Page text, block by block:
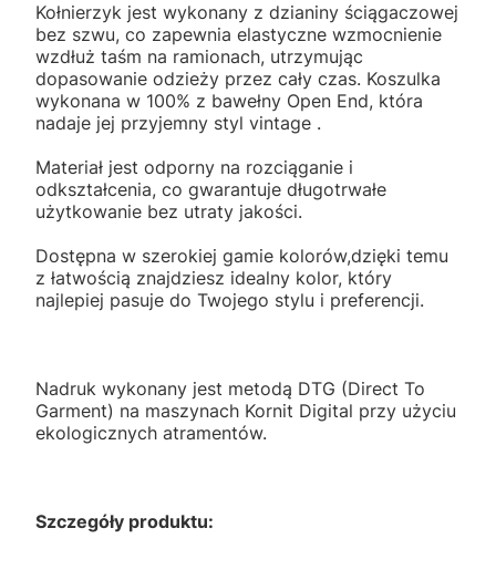
Kołnierzyk jest wykonany z dzianiny ściągaczowej
bez szwu, co zapewnia elastyczne wzmocnienie
wzdłuż taśm na ramionach, utrzymując
dopasowanie odzieży przez cały czas. Koszulka
wykonana w 100% z bawełny Open End, która
nadaje jej przyjemny styl vintage .
Materiał jest odporny na rozciąganie i
odkształcenia, co gwarantuje długotrwałe
użytkowanie bez utraty jakości.
Dostępna w szerokiej gamie kolorów,dzięki temu
z łatwością znajdziesz idealny kolor, który
najlepiej pasuje do Twojego stylu i preferencji.
Nadruk wykonany jest metodą DTG (Direct To
Garment) na maszynach Kornit Digital przy użyciu
ekologicznych atramentów.
Szczegóły produktu: